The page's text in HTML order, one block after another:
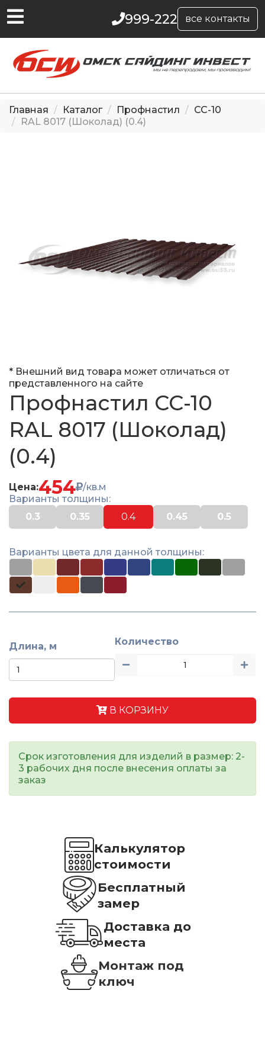
999-222 все контакты
Главная Каталог Профнастил
СС-10
RAL 8017 (Шоколад) (0.4)
* Внешний вид товара может отличаться от
представленного на сайте
Профнастил СС-10
RAL 8017 (Шоколад)
(0.4)
Цена:454
/кв.м
Варианты толщины:
0.3
0.35 0.4 0.45 0.5
Варианты цвета для данной толщины:
Длина, м Количество
В КОРЗИНУ
Срок изготовления для изделий в размер: 2-
3 рабочих дня после внесения оплаты за
заказ
Калькулятор
стоимости
Бесплатный
замер
Доставка до
места
Монтаж под
ключ